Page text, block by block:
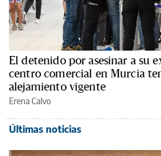
El detenido por asesinar a su
centro comercial en Murcia
alejamiento vigente
Erena Calvo
Últimas noticias